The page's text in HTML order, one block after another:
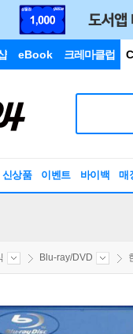
eBook 크레마클럽
신상품 이벤트 바이백 매
Blu-ray/DVD